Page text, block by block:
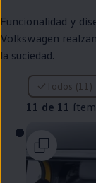
Funcionalidad y
Volkswagen
la suciedad.
Todos (11)
11 de 11
11 de 11